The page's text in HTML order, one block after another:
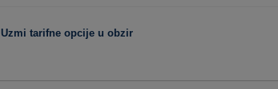
Uzmi tarifne opcije u obzir